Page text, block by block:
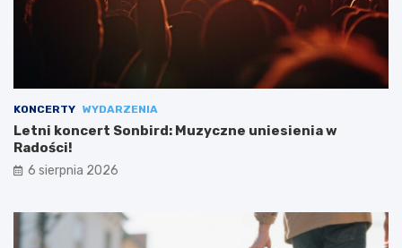
KONCERTY WYDARZENIA
Letni koncert Sonbird: Muzyczne uniesienia w
Radości!
6 sierpnia 2026